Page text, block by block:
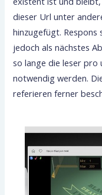
dieser Url unter
hinzugefügt.
jedoch als nächstes
so lange die leser pro
notwendig werden.
referieren ferner